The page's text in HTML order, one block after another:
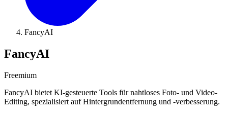
FancyAI
FancyAI
Freemium
FancyAI bietet KI-gesteuerte Tools für nahtloses Foto- und Video-
Editing, spezialisiert auf Hintergrundentfernung und -verbesserung.